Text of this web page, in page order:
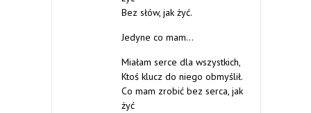
Bez słów, jak żyć.
Jedyne co mam…
Miałam serce dla wszystkich,
Ktoś klucz do niego obmyślił.
Co mam zrobić bez serca, jak
żyć